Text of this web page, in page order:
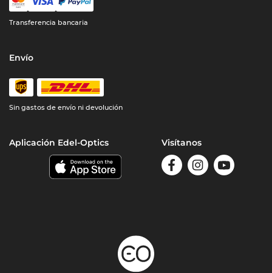
Transferencia bancaria
Envío
Sin gastos de envío ni devolución
Aplicación Edel-Optics Visítanos